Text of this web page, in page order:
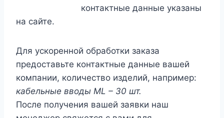
контактные данные указаны
на сайте.
Для ускоренной обработки заказа
предоставьте контактные данные вашей
компании, количество изделий, например:
кабельные вводы ML – 30 шт.
После получения вашей заявки наш